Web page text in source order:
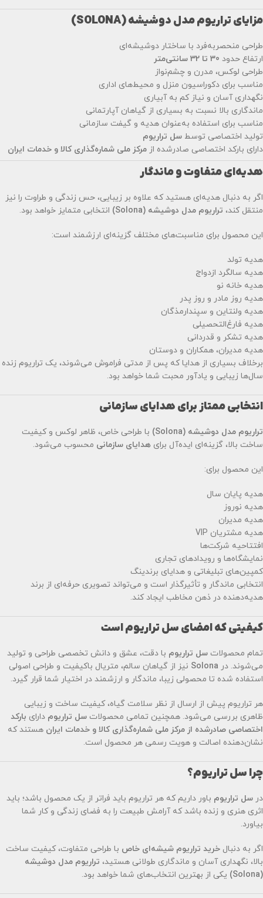
مزایای تراریوم مدل دوشیشه (SOLONA)
طراحی منحصربه‌فرد با ساختار دوشیشه‌ای
ارتفاع حدود 30 تا 32 سانتی‌متر
طراحی لوکس، مدرن و چشم‌نواز
مناسب برای دکوراسیون منزل و محیط‌های اداری
نگهداری آسان و نیاز کم به آبیاری
ماندگاری بالا نسبت به بسیاری از گیاهان آپارتمانی
مناسب برای استفاده به‌عنوان هدیه و گیفت سازمانی
تولید اختصاصی توسط سل تراریوم
دارای بارکد اختصاصی صادرشده از مرکز ملی شماره‌گذاری کالا و خدمات ایران
هدیه‌ای متفاوت و ماندگار
اگر به دنبال هدیه‌ای هستید که علاوه بر زیبایی، حس زندگی و طراوت را نیز
منتقل کند، تراریوم مدل دوشیشه (Solona) انتخابی متمایز خواهد بود.
این محصول برای مناسبت‌های مختلف گزینه‌ای ارزشمند است:
هدیه تولد
هدیه سالگرد ازدواج
هدیه خانه نو
هدیه روز مادر و روز پدر
هدیه ولنتاین و سپندارمذگان
هدیه فارغ‌التحصیلی
هدیه تشکر و قدردانی
هدیه مدیران، همکاران و دوستان
برخلاف بسیاری از هدایا که پس از مدتی فراموش می‌شوند، یک تراریوم زنده
سال‌ها زیبایی و یادآور محبت شما خواهد بود.
انتخابی ممتاز برای هدایای سازمانی
تراریوم مدل دوشیشه (Solona)
با طراحی خاص، ظاهر لوکس و کیفیت
ساخت بالا، گزینه‌ای ایده‌آل برای هدایای سازمانی محسوب می‌شود.
این محصول برای:
هدیه پایان سال
هدیه نوروز
هدیه مدیران
هدیه مشتریان VIP
افتتاحیه شرکت‌ها
نمایشگاه‌ها و رویدادهای تجاری
کمپین‌های تبلیغاتی و هدایای برندینگ
انتخابی ماندگار و تأثیرگذار است و می‌تواند تصویری حرفه‌ای از برند
هدیه‌دهنده در ذهن مخاطب ایجاد کند.
کیفیتی که امضای سل تراریوم است
تمام محصولات سل تراریوم با دقت، عشق و دانش تخصصی طراحی و تولید
می‌شوند. در Solona نیز از گیاهان سالم، متریال باکیفیت و طراحی اصولی
استفاده شده تا محصولی زیبا، ماندگار و ارزشمند در اختیار شما قرار گیرد.
هر تراریوم پیش از ارسال از نظر سلامت گیاه، کیفیت ساخت و زیبایی
ظاهری بررسی می‌شود. همچنین تمامی محصولات سل تراریوم دارای بارکد
اختصاصی صادرشده از مرکز ملی شماره‌گذاری کالا و خدمات ایران هستند که
نشان‌دهنده اصالت و هویت رسمی هر محصول است.
چرا سل تراریوم؟
در سل تراریوم باور داریم که هر تراریوم باید فراتر از یک محصول باشد؛ باید
اثری هنری و زنده باشد که آرامش طبیعت را به فضای زندگی و کار شما
بیاورد.
اگر به دنبال خرید تراریوم شیشه‌ای خاص با طراحی متفاوت، کیفیت ساخت
بالا، نگهداری آسان و ماندگاری طولانی هستید، تراریوم مدل دوشیشه
(Solona)
یکی از بهترین انتخاب‌های شما خواهد بود.